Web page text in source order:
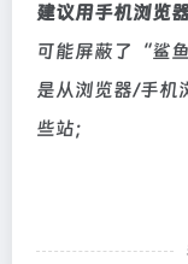
建议用手机浏览
可能屏蔽了“鲨
是从浏览器/手机
些站；